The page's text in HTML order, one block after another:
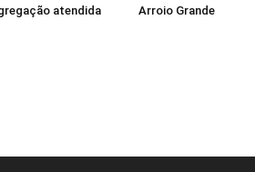
atendida
Arroio Grande